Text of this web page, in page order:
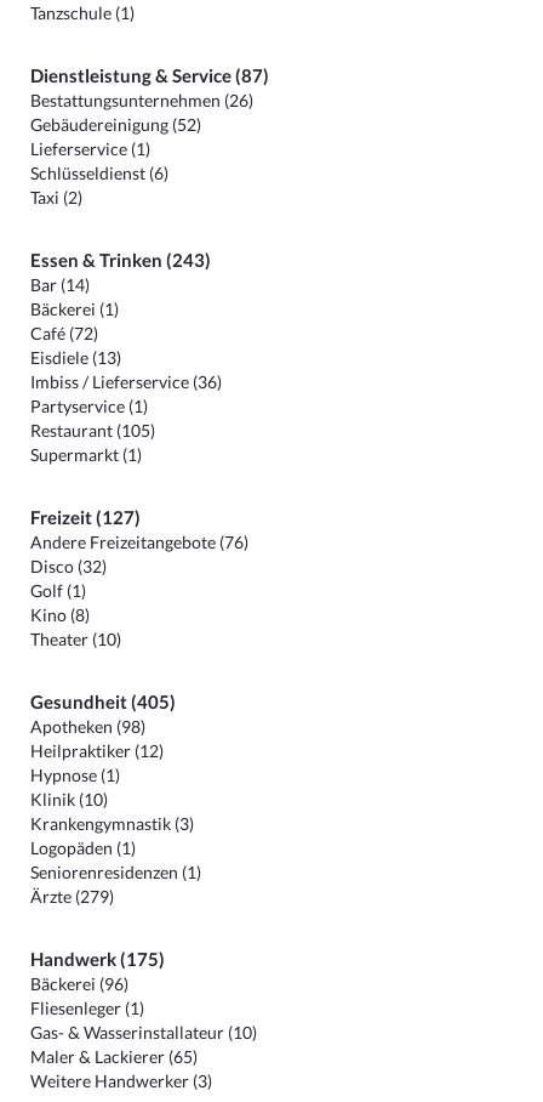
Tanzschule (1)
Dienstleistung & Service (87)
Bestattungsunternehmen (26)
Gebäudereinigung (52)
Lieferservice (1)
Schlüsseldienst (6)
Taxi (2)
Essen & Trinken (243)
Bar (14)
Bäckerei (1)
Café (72)
Eisdiele (13)
Imbiss / Lieferservice (36)
Partyservice (1)
Restaurant (105)
Supermarkt (1)
Freizeit (127)
Andere Freizeitangebote (76)
Disco (32)
Golf (1)
Kino (8)
Theater (10)
Gesundheit (405)
Apotheken (98)
Heilpraktiker (12)
Hypnose (1)
Klinik (10)
Krankengymnastik (3)
Logopäden (1)
Seniorenresidenzen (1)
Ärzte (279)
Handwerk (175)
Bäckerei (96)
Fliesenleger (1)
Gas- & Wasserinstallateur (10)
Maler & Lackierer (65)
Weitere Handwerker (3)